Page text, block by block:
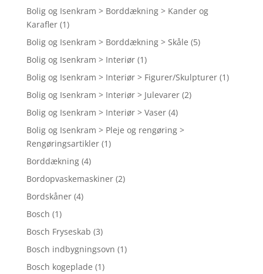
Bolig og Isenkram > Borddækning > Kander og
Karafler (1)
Bolig og Isenkram > Borddækning > Skåle (5)
Bolig og Isenkram > Interiør (1)
Bolig og Isenkram > Interiør > Figurer/Skulpturer (1)
Bolig og Isenkram > Interiør > Julevarer (2)
Bolig og Isenkram > Interiør > Vaser (4)
Bolig og Isenkram > Pleje og rengøring >
Rengøringsartikler (1)
Borddækning (4)
Bordopvaskemaskiner (2)
Bordskåner (4)
Bosch (1)
Bosch Fryseskab (3)
Bosch indbygningsovn (1)
Bosch kogeplade (1)